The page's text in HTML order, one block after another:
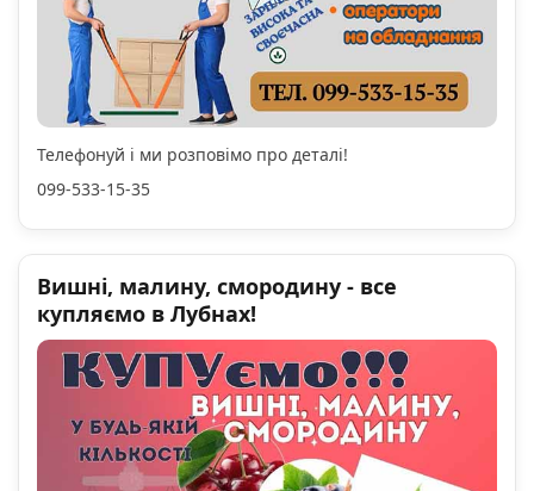
Телефонуй і ми розповімо про деталі!
099-533-15-35
Вишні, малину, смородину - все
купляємо в Лубнах!